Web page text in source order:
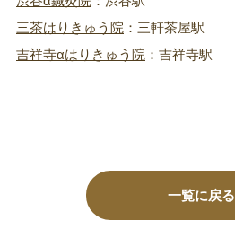
三茶はりきゅう院 ：三軒茶屋駅
吉祥寺αはりきゅう院 ：吉祥寺駅
一覧に戻る